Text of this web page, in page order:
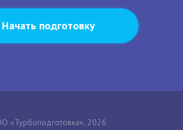
Начать подготовку
«Турбоподготовка», 2026